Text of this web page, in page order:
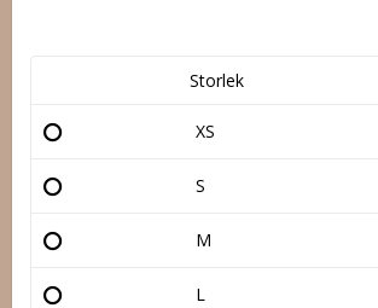
Storlek
XS
S
M
L